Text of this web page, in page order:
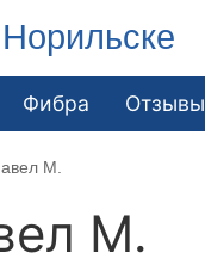
Фибра Отзывы
М.
М.